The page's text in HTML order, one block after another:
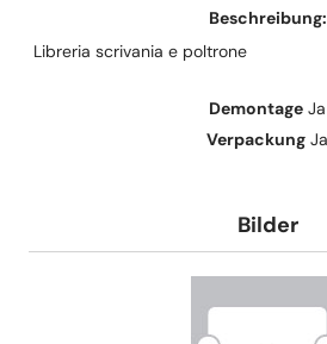
Beschreibung:
Libreria scrivania e poltrone
Demontage Ja
Verpackung Ja
Bilder